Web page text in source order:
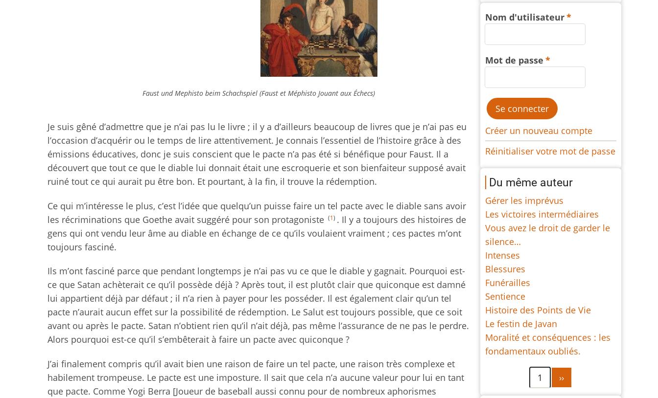
Faust und Mephisto beim Schachspiel(Faust et Méphisto Jouant aux Échecs)
Je suis gêné d’admettre que je n’ai pas lu le livre ; il y a d’ailleurs beaucoup de livres que je n’ai pas eu
l’occasion d’acquérir ou le temps de lire attentivement. Je connais l’essentiel de l’histoire grâce à des
émissions éducatives, donc je suis conscient que le pacte n’a pas été si bénéfique pour Faust. Il a
découvert que tout ce que le diable lui donnait était une escroquerie et son bienfaiteur supposé avait
ruiné tout ce qui aurait pu être bon. Et pourtant, à la fin, il trouve la rédemption.
Ce qui m’intéresse le plus, c’est l’idée que quelqu’un puisse faire un tel pacte avec le diable sans avoir
les récriminations que Goethe avait suggéré pour son protagoniste (1) . Il y a toujours des histoires de
gens qui ont vendu leur âme au diable en échange de ce qu’ils voulaient vraiment ; ces pactes m’ont
toujours fasciné.
Ils m’ont fasciné parce que pendant longtemps je n’ai pas vu ce que le diable y gagnait. Pourquoi est-
ce que Satan achèterait ce qu’il possède déjà ? Après tout, il est plutôt clair que quiconque est damné
lui appartient déjà par défaut ; il n’a rien à payer pour les posséder. Il est également clair qu’un tel
pacte n’aurait aucun effet sur la possibilité de rédemption. Le Salut est toujours possible, que ce soit
avant ou après le pacte. Satan n’obtient rien qu’il n’ait déjà, pas même l’assurance de ne pas le perdre.
Alors pourquoi est-ce qu’il s’embêterait à faire un pacte avec quiconque ?
J’ai finalement compris qu’il avait bien une raison de faire un tel pacte, une raison très complexe et
habilement trompeuse. Le pacte est une imposture. Il sait que cela n’a aucune valeur pour lui en tant
que pacte. Comme Yogi Berra [Joueur de baseball aussi connu pour de nombreux aphorismes
Nom d'utilisateur
Mot de passe
Créer un nouveau compte
Réinitialiser votre mot de passe
Du même auteur
Gérer les imprévus
Les victoires intermédiaires
Vous avez le droit de garder le
silence…
Intenses
Blessures
Funérailles
Sentience
Histoire des Points de Vie
Le festin de Javan
Moralité et conséquences : les
fondamentaux oubliés.
Pagination1
Page
suivante
››